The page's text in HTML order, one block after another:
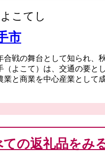
こてし
市
合戦の舞台として知られ、
（よこて）は、交通の要と
業と商業を中心産業として
発酵文化」も根付き、いぶ
各家庭で仕込んで食してき
の返礼品をみ